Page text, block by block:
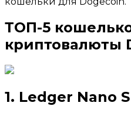
ТОП-5
криптовалюты
1. Ledger Nano S